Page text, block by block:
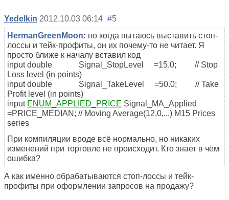
Yedelkin 2012.10.03 06:14 #5
HermanGreenMoon: но когда пытаюсь выставить стоп-
лоссы и тейк-профиты, он их почему-то не читает. Я
просто ближе к началу вставил код
input double Signal_StopLevel =15.0; // Stop
Loss level (in points)
input double Signal_TakeLevel =50.0; // Take
Profit level (in points)
input ENUM_APPLIED_PRICE Signal_MA_Applied
=PRICE_MEDIAN; // Moving Average(12,0,...) M15 Prices
series
При компиляции вроде всё нормально, но никаких
изменений при торговле не происходит. Кто знает в чём
ошибка?
А как именно обрабатываются стоп-лоссы и тейк-
профиты при оформлении запросов на продажу?